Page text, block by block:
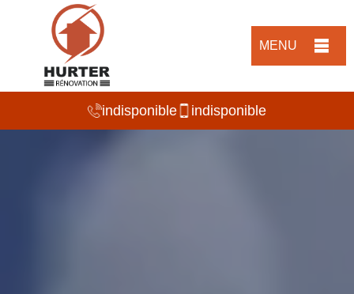
MENU
indisponible indisponible